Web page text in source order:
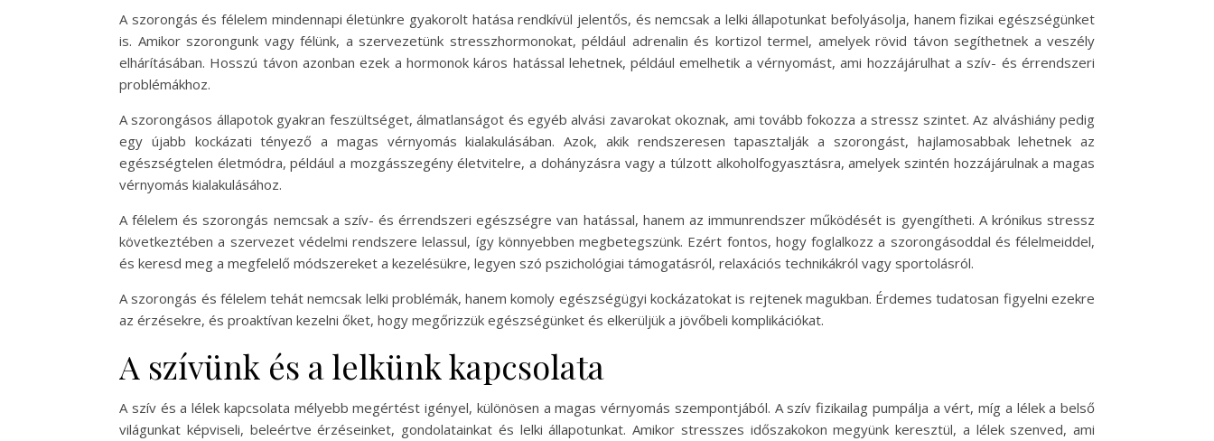
A szorongás és félelem mindennapi életünkre gyakorolt hatása rendkívül jelentős, és nemcsak a lelki állapotunkat befolyásolja, hanem fizikai egészségünket
is. Amikor szorongunk vagy félünk, a szervezetünk stresszhormonokat, például adrenalin és kortizol termel, amelyek rövid távon segíthetnek a veszély
elhárításában. Hosszú távon azonban ezek a hormonok káros hatással lehetnek, például emelhetik a vérnyomást, ami hozzájárulhat a szív- és érrendszeri
problémákhoz.
A szorongásos állapotok gyakran feszültséget, álmatlanságot és egyéb alvási zavarokat okoznak, ami tovább fokozza a stressz szintet. Az alváshiány pedig
egy újabb kockázati tényező a magas vérnyomás kialakulásában. Azok, akik rendszeresen tapasztalják a szorongást, hajlamosabbak lehetnek az
egészségtelen életmódra, például a mozgásszegény életvitelre, a dohányzásra vagy a túlzott alkoholfogyasztásra, amelyek szintén hozzájárulnak a magas
vérnyomás kialakulásához.
A félelem és szorongás nemcsak a szív- és érrendszeri egészségre van hatással, hanem az immunrendszer működését is gyengítheti. A krónikus stressz
következtében a szervezet védelmi rendszere lelassul, így könnyebben megbetegszünk. Ezért fontos, hogy foglalkozz a szorongásoddal és félelmeiddel,
és keresd meg a megfelelő módszereket a kezelésükre, legyen szó pszichológiai támogatásról, relaxációs technikákról vagy sportolásról.
A szorongás és félelem tehát nemcsak lelki problémák, hanem komoly egészségügyi kockázatokat is rejtenek magukban. Érdemes tudatosan figyelni ezekre
az érzésekre, és proaktívan kezelni őket, hogy megőrizzük egészségünket és elkerüljük a jövőbeli komplikációkat.
A szívünk és a lelkünk kapcsolata
A szív és a lélek kapcsolata mélyebb megértést igényel, különösen a magas vérnyomás szempontjából. A szív fizikailag pumpálja a vért, míg a lélek a belső
világunkat képviseli, beleértve érzéseinket, gondolatainkat és lelki állapotunkat. Amikor stresszes időszakokon megyünk keresztül, a lélek szenved, ami